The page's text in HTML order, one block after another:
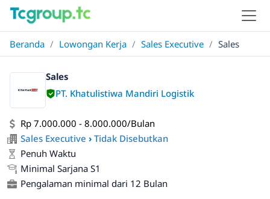
Beranda / Lowongan Kerja / Sales Executive / Sales
Sales
PT. Khatulistiwa Mandiri Logistik
Rp 7.000.000 - 8.000.000/Bulan
Sales Executive › Tidak Disebutkan
Penuh Waktu
Minimal Sarjana S1
Pengalaman minimal dari 12 Bulan